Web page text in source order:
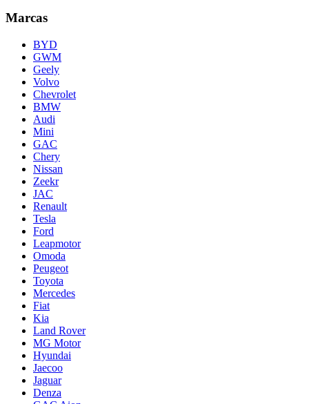
Marcas
BYD
GWM
Geely
Volvo
Chevrolet
BMW
Audi
Mini
GAC
Chery
Nissan
Zeekr
JAC
Renault
Tesla
Ford
Leapmotor
Omoda
Peugeot
Toyota
Mercedes
Fiat
Kia
Land Rover
MG Motor
Hyundai
Jaecoo
Jaguar
Denza